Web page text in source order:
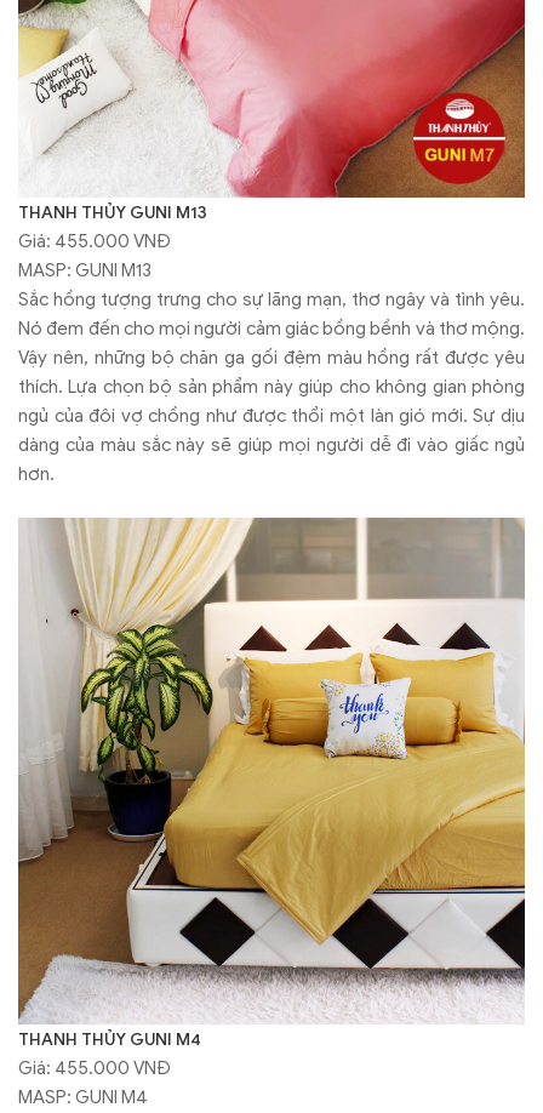
THANH THỦY GUNI M13
Giá: 455.000 VNĐ
MASP: GUNI M13
Sắc hồng tượng trưng cho sự lãng mạn, thơ ngây và tình yêu.
Nó đem đến cho mọi người cảm giác bồng bềnh và thơ mộng.
Vậy nên, những bộ chăn ga gối đệm màu hồng rất được yêu
thích. Lựa chọn bộ sản phẩm này giúp cho không gian phòng
ngủ của đôi vợ chồng như được thổi một làn gió mới. Sự dịu
dàng của màu sắc này sẽ giúp mọi người dễ đi vào giấc ngủ
hơn.
THANH THỦY GUNI M4
Giá: 455.000 VNĐ
MASP: GUNI M4